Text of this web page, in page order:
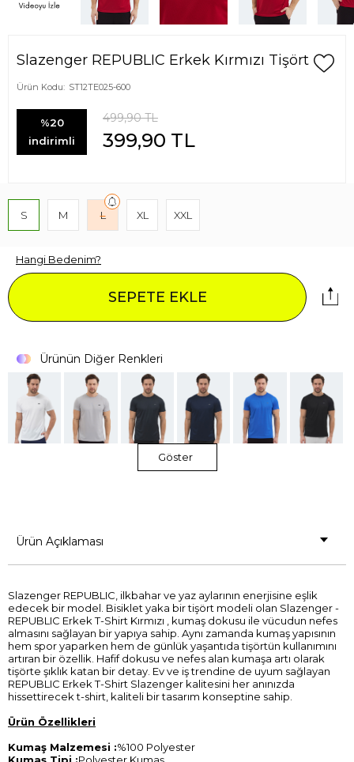
Slazenger REPUBLIC Erkek Kırmızı Tişört
Ürün Kodu: ST12TE025-600
%20
indirimli
499,90TL
399,90 TL
S M L XL XXL
Hangi Bedenim?
SEPETE EKLE
Ürünün Diğer Renkleri
Göster
Ürün Açıklaması
Slazenger REPUBLIC, ilkbahar ve yaz aylarının enerjisine eşlik
edecek bir model. Bisiklet yaka bir tişört modeli olan Slazenger -
REPUBLIC Erkek T-Shirt Kırmızı , kumaş dokusu ile vücudun nefes
almasını sağlayan bir yapıya sahip. Aynı zamanda kumaş yapısının
hem spor yaparken hem de günlük yaşantıda tişörtün kullanımını
artıran bir özellik. Hafif dokusu ve nefes alan kumaşa artı olarak
tişörte şıklık katan bir detay. Ev ve iş trendine de uyum sağlayan
REPUBLIC Erkek T-Shirt Slazenger kalitesini her anınızda
hissettirecek t-shirt, kaliteli bir tasarım konseptine sahip.
Ürün Özellikleri
Kumaş Malzemesi :%100 Polyester